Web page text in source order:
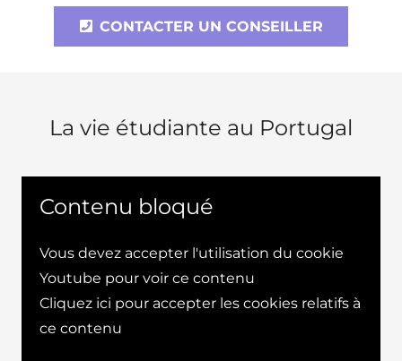
CONTACTER UN CONSEILLER
La vie étudiante au Portugal
Contenu bloqué
Vous devez accepter l'utilisation du cookie
Youtube pour voir ce contenu
Cliquez ici pour accepter les cookies relatifs à
ce contenu